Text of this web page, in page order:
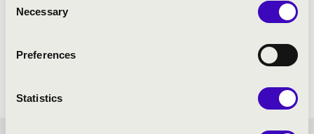
Selection
Necessary
Preferences
Statistics